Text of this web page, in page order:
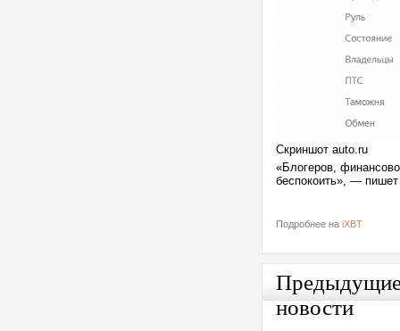
Скриншот auto.ru
«Блогеров,
беспокоить», —
Подробнее на iXBT
новости